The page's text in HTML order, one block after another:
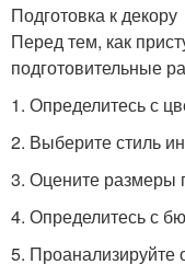
Подготовка к декору
Перед тем, как
подготовительные
1. Определитесь с
2. Выберите стиль
3. Оцените размеры
4. Определитесь с
5.